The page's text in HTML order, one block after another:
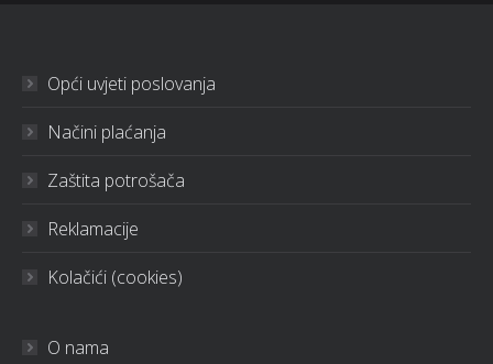
Opći uvjeti poslovanja
Načini plaćanja
Zaštita potrošača
Reklamacije
Kolačići (cookies)
O nama